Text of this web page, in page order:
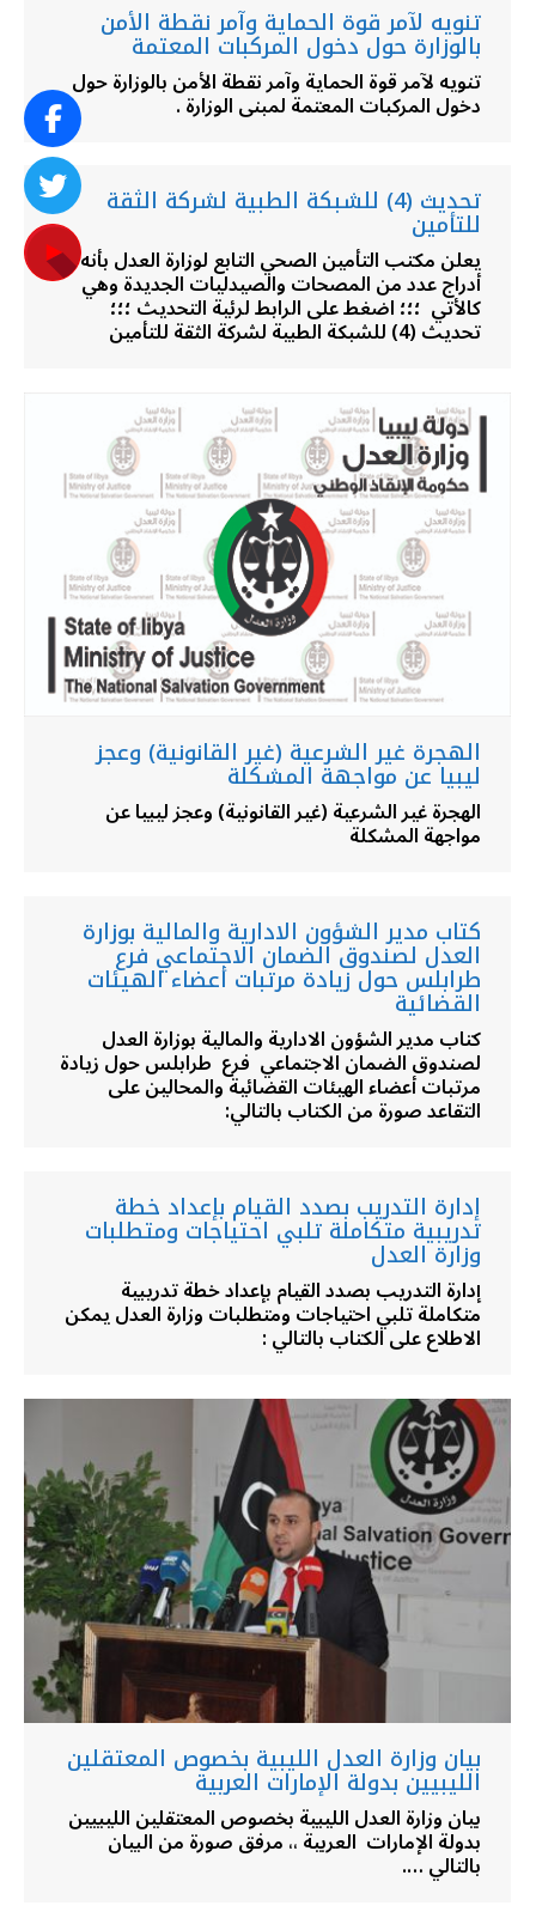
تنويه لآمر قوة الحماية وآمر نقطة الأمن
بالوزارة حول دخول المركبات المعتمة
تنويه لآمر قوة الحماية وآمر نقطة الأمن بالوزارة حول
دخول المركبات المعتمة لمبنى الوزارة .
تحديث (4) للشبكة الطبية لشركة الثقة
للتأمين
يعلن مكتب التأمين الصحي التابع لوزارة العدل بأنه تم
أدراج عدد من المصحات والصيدليات الجديدة وهي
كالأتي ؛؛؛ اضغط على الرابط لرئية التحديث ؛؛؛
تحديث (4) للشبكة الطبية لشركة الثقة للتأمين
الهجرة غير الشرعية (غير القانونية) وعجز
ليبيا عن مواجهة المشكلة
الهجرة غير الشرعية (غير القانونية) وعجز ليبيا عن
مواجهة المشكلة
كتاب مدير الشؤون الادارية والمالية بوزارة
العدل لصندوق الضمان الاجتماعي فرع
طرابلس حول زيادة مرتبات أعضاء الهيئات
القضائية
كتاب مدير الشؤون الادارية والمالية بوزارة العدل
لصندوق الضمان الاجتماعي فرع طرابلس حول زيادة
مرتبات أعضاء الهيئات القضائية والمحالين على
التقاعد صورة من الكتاب بالتالي:
إدارة التدريب بصدد القيام بإعداد خطة
تدريبية متكاملة تلبي احتياجات ومتطلبات
وزارة العدل
إدارة التدريب بصدد القيام بإعداد خطة تدريبية
متكاملة تلبي احتياجات ومتطلبات وزارة العدل يمكن
الاطلاع على الكتاب بالتالي :
بيان وزارة العدل الليبية بخصوص المعتقلين
الليبيين بدولة الإمارات العربية
بيان وزارة العدل الليبية بخصوص المعتقلين الليبيين
بدولة الإمارات العربية ،، مرفق صورة من البيان
بالتالي ….